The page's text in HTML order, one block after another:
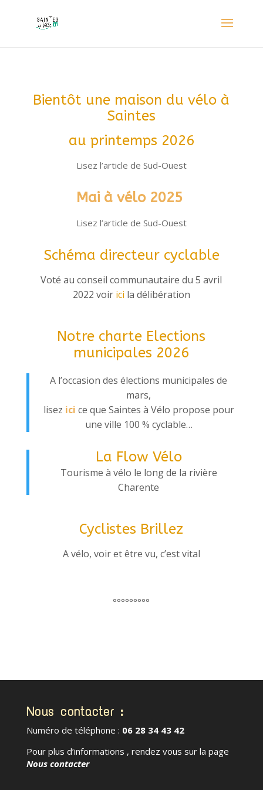
Bientôt une maison du vélo à
Saintes
au printemps 2026
Lisez l’article de Sud-Ouest
Maià vélo2025
Lisez l’article de Sud-Ouest
Schéma directeur cyclable
Voté au conseil communautaire du 5 avril
2022 voir ici la délibération
Notre charte Elections
municipales 2026
A l’occasion des élections municipales de
mars,
lisez ici ce que Saintes à Vélo propose pour
une ville 100 % cyclable…
La Flow Vélo
Tourisme à vélo le long de la rivière
Charente
Cyclistes Brillez
A vélo, voir et être vu, c’est vital
°°°°°°°°°
Nous contacter :
Numéro de téléphone : 06 28 34 43 42
Pour plus d’informations , rendez vous sur la page
Nous contacter